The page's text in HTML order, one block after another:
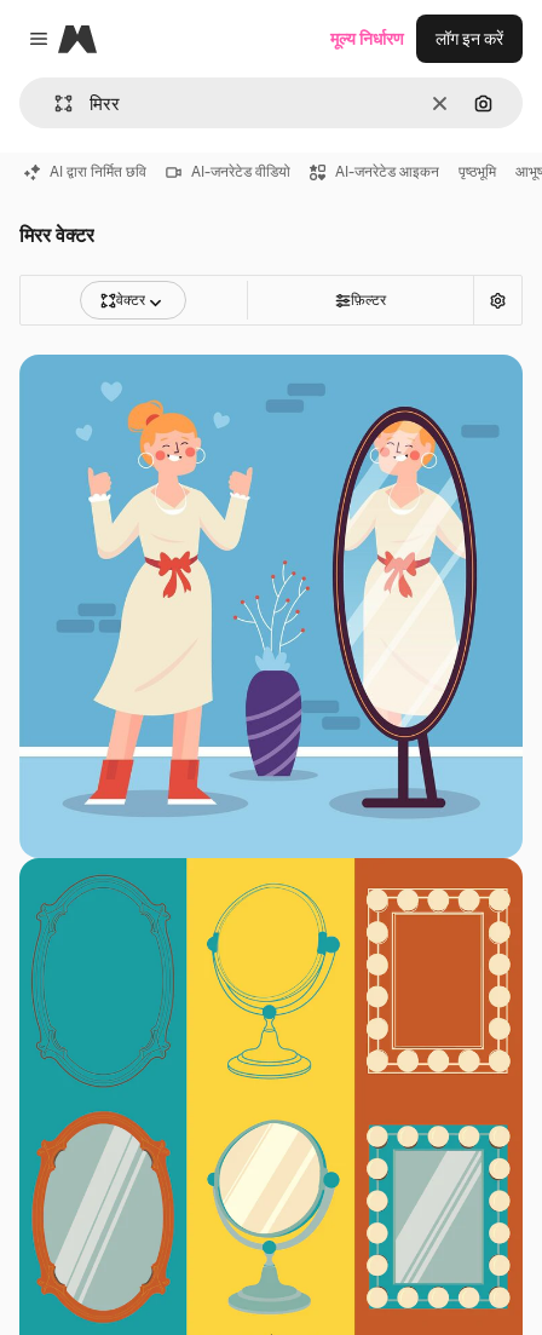
Close menu
Magnific
साफ़ इमेज से
मूल्य निर्धारण लॉग इन करें
AI द्वारा निर्मित छवि AI-जनरेटेड वीडियो AI-जनरेटेड आइकन पृष्ठभूमि
मिरर वेक्टर
वेक्टर फ़िल्टर